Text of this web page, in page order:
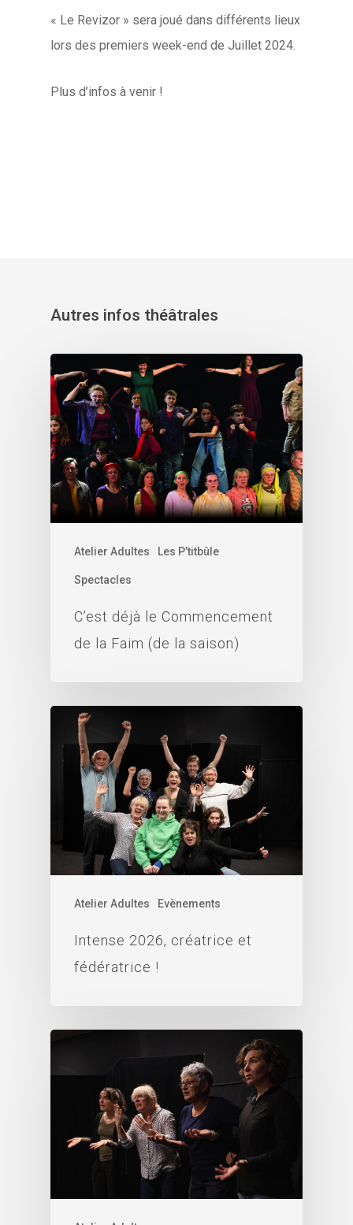
« Le Revizor » sera joué dans différents lieux
lors des premiers week-end de Juillet 2024.
Plus d’infos à venir !
Autres infos théâtrales
Atelier Adultes Les P’titbûle
Spectacles
C’est déjà le Commencement
de la Faim (de la saison)
Atelier Adultes Evènements
Intense 2026, créatrice et
fédératrice !